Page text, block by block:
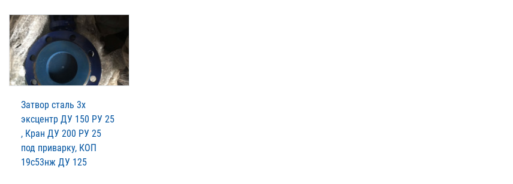
Затвор сталь 3х
эксцентр ДУ 150 РУ 25
, Кран ДУ 200 РУ 25
под приварку, КОП
19с53нж ДУ 125